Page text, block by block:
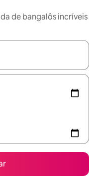
de bangalôs incríveis
explore-os